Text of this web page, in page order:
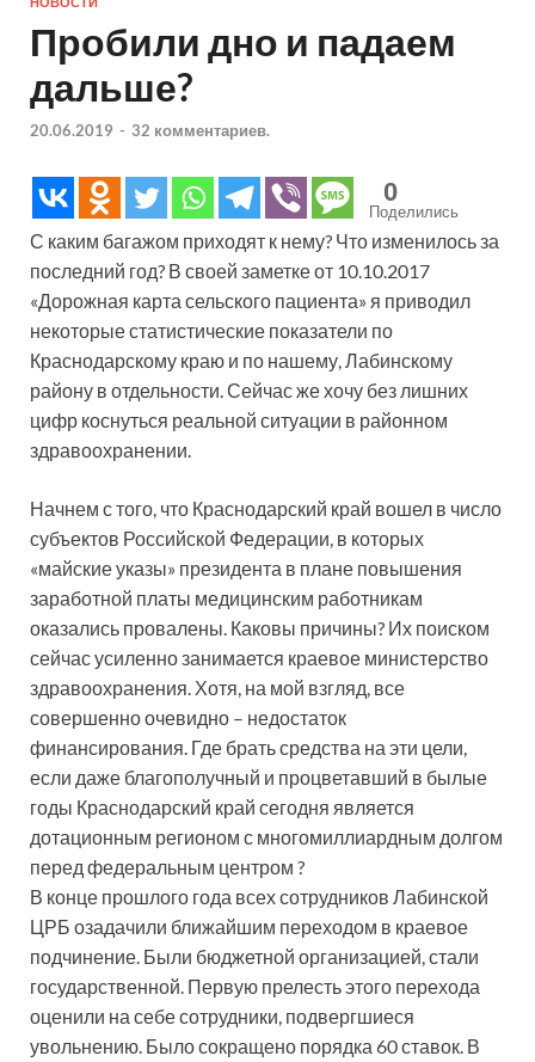
Пробили дно и падаем
дальше?
20.06.2019 - 32 комментариев.
0
Поделились
С каким багажом приходят к нему? Что изменилось за
последний год? В своей заметке от 10.10.2017
«Дорожная карта сельского пациента» я приводил
некоторые статистические показатели по
Краснодарскому краю и по нашему, Лабинскому
району в отдельности. Сейчас же хочу без лишних
цифр коснуться реальной ситуации в районном
здравоохранении.
Начнем с того, что Краснодарский край вошел в число
субъектов Российской Федерации, в которых
«майские указы» президента в плане повышения
заработной платы медицинским работникам
оказались провалены. Каковы причины? Их поиском
сейчас усиленно занимается краевое министерство
здравоохранения. Хотя, на мой взгляд, все
совершенно очевидно – недостаток
финансирования. Где брать средства на эти цели,
если даже благополучный и процветавший в былые
годы Краснодарский край сегодня является
дотационным регионом с многомиллиардным долгом
перед федеральным центром ?
В конце прошлого года всех сотрудников Лабинской
ЦРБ озадачили ближайшим переходом в краевое
подчинение. Были бюджетной организацией, стали
государственной. Первую прелесть этого перехода
оценили на себе сотрудники, подвергшиеся
увольнению. Было сокращено порядка 60 ставок. В